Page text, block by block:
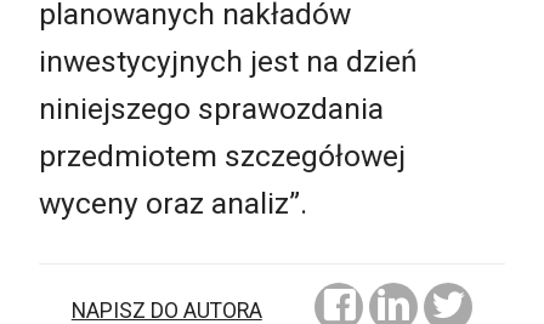
planowanych nakładów
inwestycyjnych jest na dzień
niniejszego sprawozdania
przedmiotem szczegółowej
wyceny oraz analiz”.
NAPISZ DO AUTORA